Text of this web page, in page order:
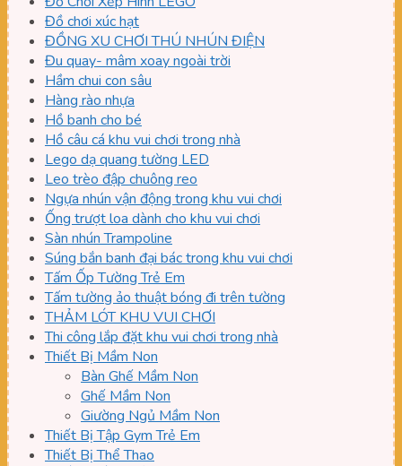
Đồ chơi xúc hạt
ĐỒNG XU CHƠI THÚ NHÚN ĐIỆN
Đu quay- mâm xoay ngoài trời
Hầm chui con sâu
Hàng rào nhựa
Hồ banh cho bé
Hồ câu cá khu vui chơi trong nhà
Lego dạ quang tường LED
Leo trèo đập chuông reo
Ngựa nhún vận động trong khu vui chơi
Ống trượt loa dành cho khu vui chơi
Sàn nhún Trampoline
Súng bắn banh đại bác trong khu vui chơi
Tấm Ốp Tường Trẻ Em
Tấm tường ảo thuật bóng đi trên tường
THẢM LÓT KHU VUI CHƠI
Thi công lắp đặt khu vui chơi trong nhà
Thiết Bị Mầm Non
Bàn Ghế Mầm Non
Ghế Mầm Non
Giường Ngủ Mầm Non
Thiết Bị Tập Gym Trẻ Em
Thiết Bị Thể Thao